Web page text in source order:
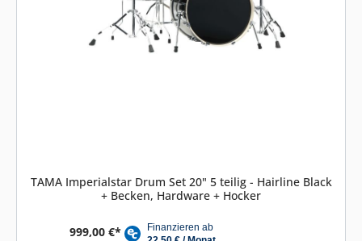
TAMA Imperialstar Drum Set 20" 5 teilig - Hairline Black
+ Becken, Hardware + Hocker
999,00 €*